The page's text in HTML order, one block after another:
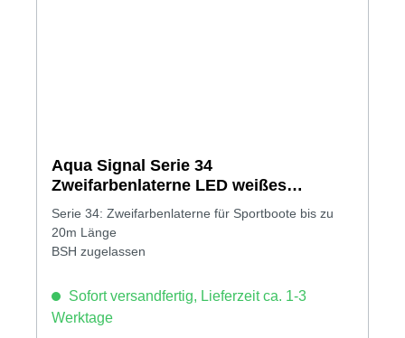
Aqua Signal Serie 34
Zweifarbenlaterne LED weißes
Gehäuse
Serie 34: Zweifarbenlaterne für Sportboote bis zu
20m Länge
BSH zugelassen
Sofort versandfertig, Lieferzeit ca. 1-3
Werktage